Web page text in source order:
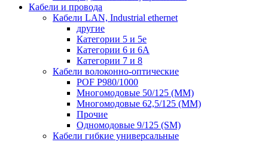
Кабели и провода
Кабели LAN, Industrial ethernet
другие
Категории 5 и 5е
Категории 6 и 6A
Категории 7 и 8
Кабели волоконно-оптические
POF P980/1000
Многомодовые 50/125 (ММ)
Многомодовые 62,5/125 (ММ)
Прочие
Одномодовые 9/125 (SM)
Кабели гибкие универсальные